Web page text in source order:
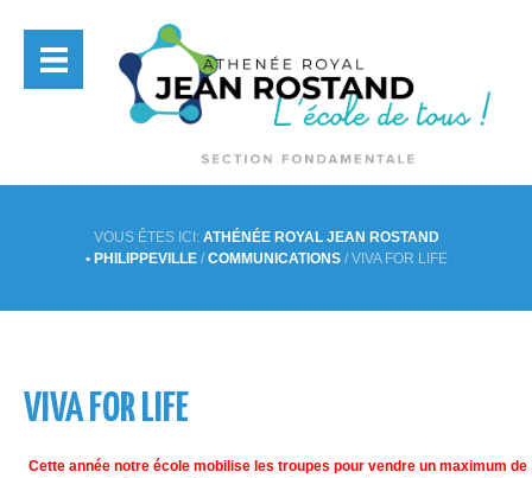
VOUS ÊTES ICI: ATHÉNÉE ROYAL JEAN ROSTAND
• PHILIPPEVILLE/COMMUNICATIONS/VIVA FOR LIFE
VIVA FOR LIFE
Cette année notre école mobilise les troupes pour vendre un maximum de